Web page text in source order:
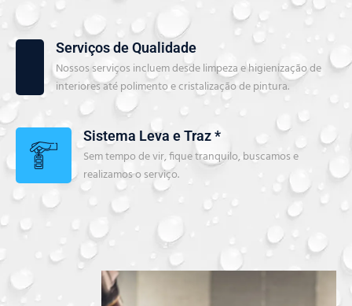
Serviços de Qualidade
Nossos serviços incluem desde limpeza e higienização de
interiores até polimento e cristalização de pintura.
Sistema Leva e Traz *
Sem tempo de vir, fique tranquilo, buscamos e
realizamos o serviço.